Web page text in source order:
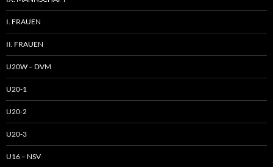
I. FRAUEN
II. FRAUEN
U20W – DVM
U20-1
U20-2
U20-3
U16 – NSV